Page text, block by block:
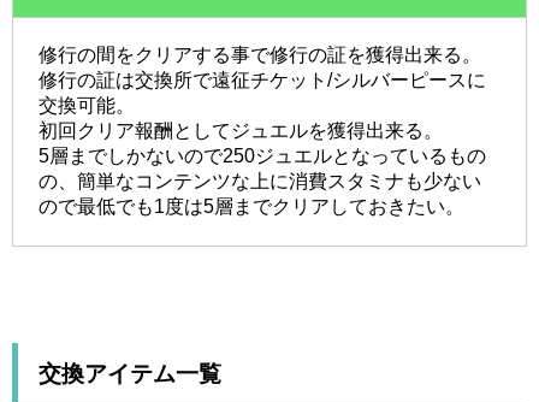
修行の間をクリアする事で修行の証を獲得出来る。
修行の証は交換所で遠征チケット/シルバーピースに
交換可能。
初回クリア報酬としてジュエルを獲得出来る。
5層までしかないので250ジュエルとなっているもの
の、簡単なコンテンツな上に消費スタミナも少ない
ので最低でも1度は5層までクリアしておきたい。
交換アイテム一覧